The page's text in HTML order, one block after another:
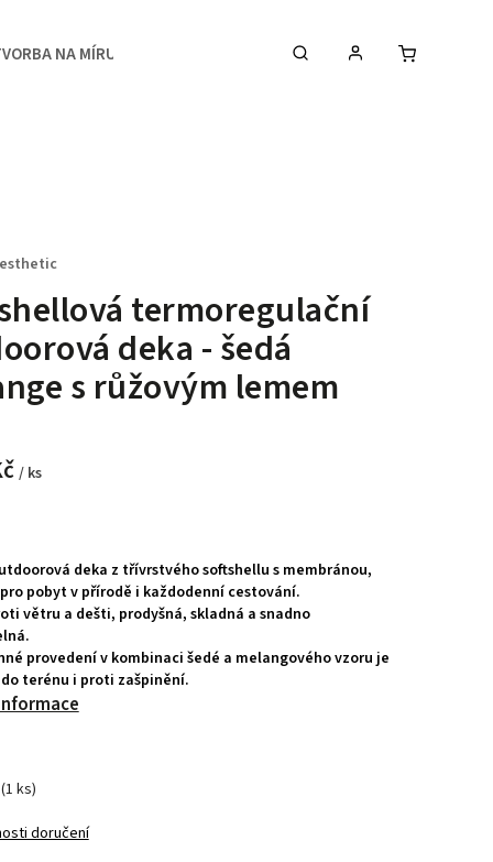
NA MÍRU KONTAKTY & STUDIO
termoregulační
deka - šedá
s růžovým lemem
/ ks
deka z třívrstvého softshellu s membránou,
pobyt v přírodě i každodenní cestování.
větru a dešti, prodyšná, skladná a snadno
provedení v kombinaci šedé a melangového vzoru je
terénu i proti zašpinění.
(1 ks)
doručení